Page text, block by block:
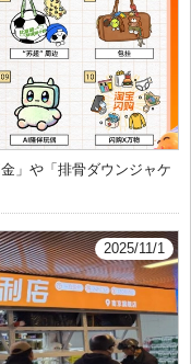
」や「排骨ダウンジャケ
2025/11/1